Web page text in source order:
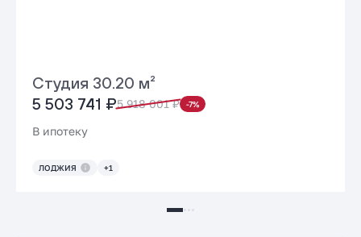
Студия 30.20 м²
5 503 741 ₽5 918 001 ₽ -7%
В ипотеку
ЛОДЖИЯ +1